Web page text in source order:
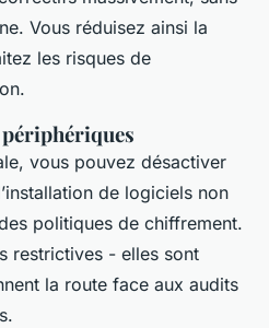
Vous réduisez ainsi la
les risques de
périphériques
vous pouvez désactiver
de logiciels non
politiques de chiffrement.
restrictives - elles sont
la route face aux audits